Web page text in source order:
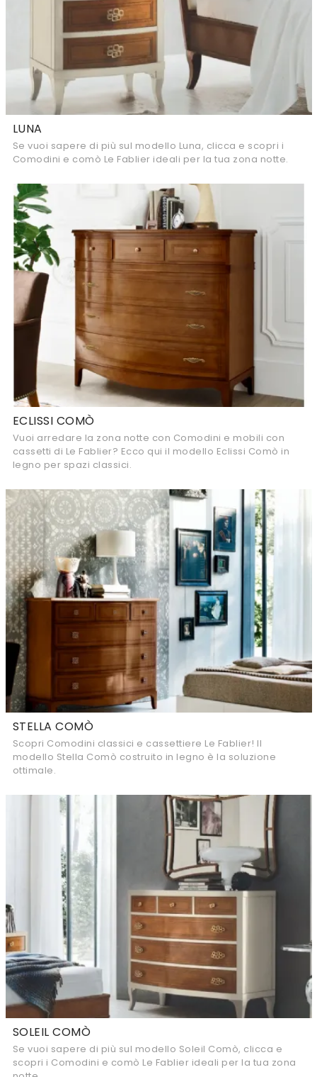
LUNA
Se vuoi sapere di più sul modello Luna, clicca e scopri i
Comodini e comò Le Fablier ideali per la tua zona notte.
ECLISSI COMÒ
Vuoi arredare la zona notte con Comodini e mobili con
cassetti di Le Fablier? Ecco qui il modello Eclissi Comò in
legno per spazi classici.
STELLA COMÒ
Scopri Comodini classici e cassettiere Le Fablier! Il
modello Stella Comò costruito in legno è la soluzione
ottimale.
SOLEIL COMÒ
Se vuoi sapere di più sul modello Soleil Comò, clicca e
scopri i Comodini e comò Le Fablier ideali per la tua zona